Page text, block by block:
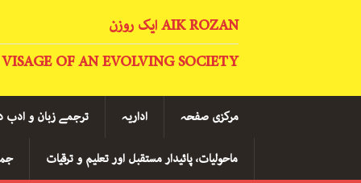
AIK ROZAN ایک روزن
OF AN EVOLVING SOCIETY
مرکزی صفحہ اداریہ ترجمے زبان و ادب
ماحولیات، پائیدار مستقبل اور تعلیم و ترقیات